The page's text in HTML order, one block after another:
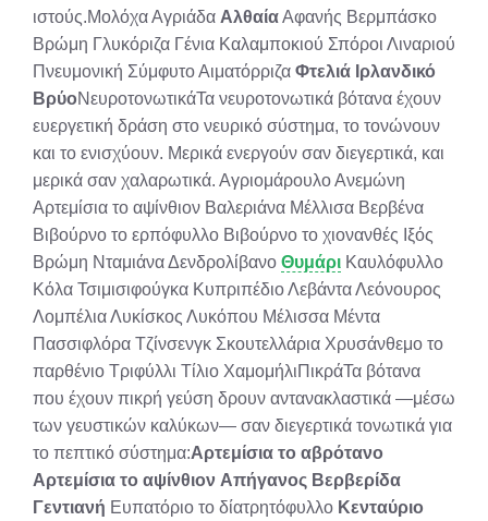
ιστούς.Μολόχα Αγριάδα ΑλθαίαΑφανής Βερμπάσκο
Βρώμη Γλυκόριζα Γένια Καλαμποκιού Σπόροι Λιναριού
Πνευμονική Σύμφυτο Αιματόρριζα Φτελιά Ιρλανδικό
ΒρύοΝευροτονωτικάΤα νευροτονωτικά βότανα έχουν
ευεργετική δράση στο νευρικό σύστημα, το τονώνουν
και το ενισχύουν. Μερικά ενεργούν σαν διεγερτικά, και
μερικά σαν χαλαρωτικά. Αγριομάρουλο Ανεμώνη
Αρτεμίσια το αψίνθιον Βαλεριάνα Μέλλισα Βερβένα
Βιβούρνο το ερπόφυλλο Βιβούρνο το χιονανθές Ιξός
Βρώμη Νταμιάνα Δενδρολίβανο Θυμάρι Καυλόφυλλο
Κόλα Τσιμισιφούγκα Κυπριπέδιο Λεβάντα Λεόνουρος
Λομπέλια Λυκίσκος Λυκόπου Μέλισσα Μέντα
Πασσιφλόρα Τζίνσενγκ Σκουτελλάρια Χρυσάνθεμο το
παρθένιο Τριφύλλι Τίλιο ΧαμομήλιΠικράΤα βότανα
που έχουν πικρή γεύση δρουν αντανακλαστικά —μέσω
των γευστικών καλύκων— σαν διεγερτικά τονωτικά για
το πεπτικό σύστημα:Αρτεμίσια το αβρότανο
Αρτεμίσια το αψίνθιον Απήγανος Βερβερίδα
Γεντιανή Ευπατόριο το δίατρητόφυλλο Κενταύριο